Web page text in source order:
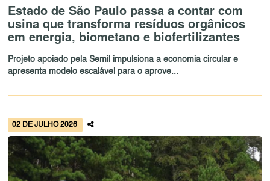
Estado de São Paulo passa a contar com
usina que transforma resíduos orgânicos
em energia, biometano e biofertilizantes
Projeto apoiado pela Semil impulsiona a economia circular e
apresenta modelo escalável para o aprove...
02 DE JULHO 2026